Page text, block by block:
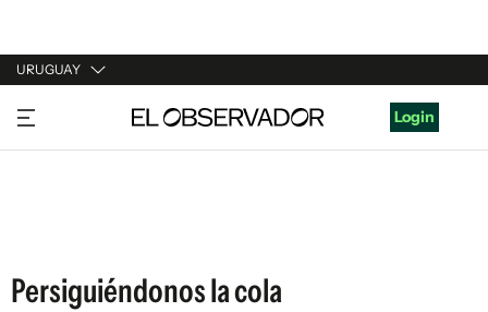
URUGUAY
URUGUAY
ARGENTINA
Login
Persiguiéndonos la cola